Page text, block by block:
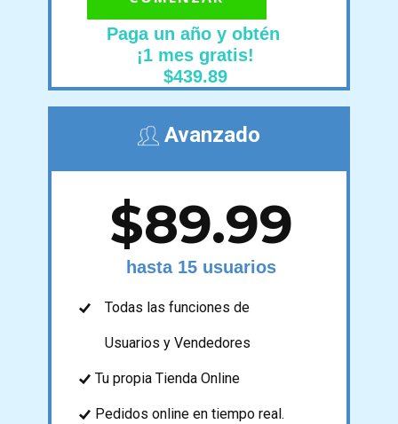
Paga un año y obtén
¡1 mes gratis!
$439.89
Avanzado
$89.99
hasta 15 usuarios
Todas las funciones de
Usuarios y Vendedores
Tu propia ​Tienda Online
Pedidos online en tiempo real.